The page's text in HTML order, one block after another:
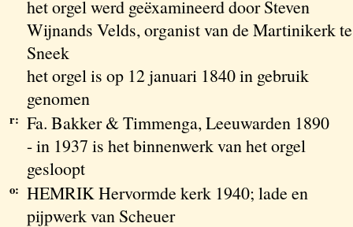
het orgel werd geëxamineerd door Steven
Wijnands Velds, organist van de Martinikerk te
Sneek
het orgel is op 12 januari 1840 in gebruik
genomen
r: Fa. Bakker & Timmenga, Leeuwarden 1890
- in 1937 is het binnenwerk van het orgel
gesloopt
o: HEMRIK Hervormde kerk 1940; lade en
pijpwerk van Scheuer